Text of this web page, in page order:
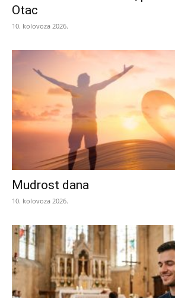
Otac
10. kolovoza 2026.
Mudrost dana
10. kolovoza 2026.